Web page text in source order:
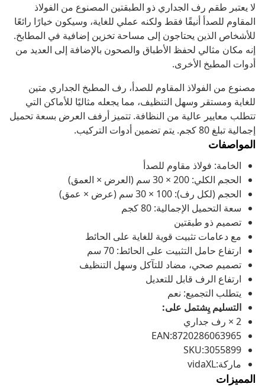
لا يعتبر طقم رف الجداري ذو الطبقتين المصنوع من الفولاذ
المقاوم للصدأ أنيقًا فقط ولكنه عملي للغاية، وسيكون خيارًا رائعًا
للأشخاص الذين يحتاجون إلى مساحة تخزين إضافية في المطابخ.
إنه مكان مثالي لحفظ الأطباق والصحون بالإضافة إلى العديد من
أدوات المطبخ الأخرى.
مصنوع من الفولاذ المقاوم للصدأ، رف المطبخ الجداري متين
للغاية ومستقر وسهل التنظيف، مما يجعله مثاليًا للأماكن التي
تتطلب معايير عالية من النظافة. تتميز أرفف العرض بسعة تحميل
إجمالية تبلغ 80 كجم. يتم تضمين أدوات التركيب.
المواصفات
الخامة: فولاذ مقاوم للصدأ
الحجم الكلي: 200 × 30 سم (العرض × العمق)
الحجم (لكل رف): 100 × 30 سم (عرض × عمق)
سعة التحميل الإجمالية: 80 كجم
تصميم ذو طبقتين
مع دعامات تثبيت قوية للغاية على الحائط
ارتفاع حامل التثبيت على الحائط: 70 سم
تصميم صحي، مضاد للتآكل وسهل التنظيف
ارتفاع الرف قابل للتعديل
يتطلب التجميع: نعم
التسليم يِشتمل على:
2 × رف جداري
EAN:8720286063965
SKU:3055899
ماركة:vidaXL
المميزات